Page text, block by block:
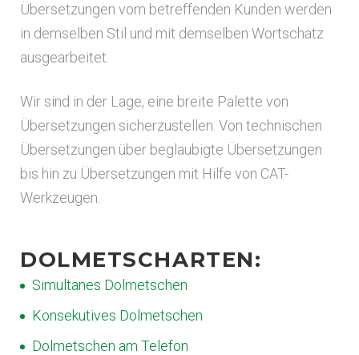
Übersetzungen vom betreffenden Kunden werden
in demselben Stil und mit demselben Wortschatz
ausgearbeitet.
Wir sind in der Lage, eine breite Palette von
Übersetzungen sicherzustellen. Von technischen
Übersetzungen über beglaubigte Übersetzungen
bis hin zu Übersetzungen mit Hilfe von CAT-
Werkzeugen.
DOLMETSCHARTEN:
Simultanes Dolmetschen
Konsekutives Dolmetschen
Dolmetschen am Telefon